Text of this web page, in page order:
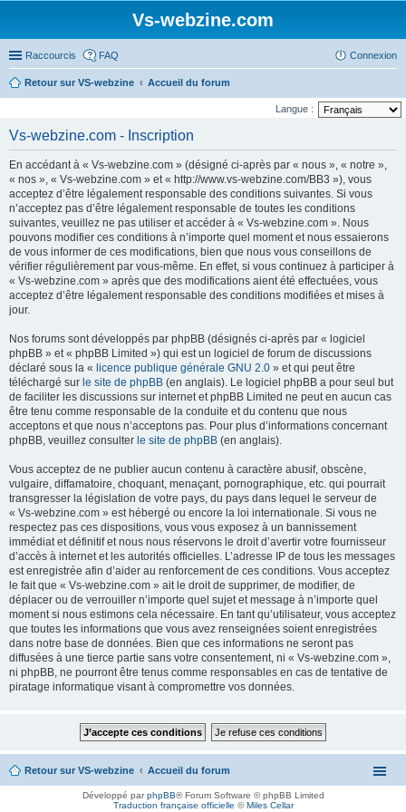
Vs-webzine.com
Raccourcis FAQ Connexion
Retour sur VS-webzine Accueil du forum
Langue :
Vs-webzine.com - Inscription
En accédant à « Vs-webzine.com » (désigné ci-après par « nous », « notre »,
« nos », « Vs-webzine.com » et « http://www.vs-webzine.com/BB3 »), vous
acceptez d’être légalement responsable des conditions suivantes. Si vous
n’acceptez pas d’être légalement responsable de toutes les conditions
suivantes, veuillez ne pas utiliser et accéder à « Vs-webzine.com ». Nous
pouvons modifier ces conditions à n’importe quel moment et nous essaierons
de vous informer de ces modifications, bien que nous vous conseillons de
vérifier régulièrement par vous-même. En effet, si vous continuez à participer à
« Vs-webzine.com » après que des modifications aient été effectuées, vous
acceptez d’être légalement responsable des conditions modifiées et mises à
jour.
Nos forums sont développés par phpBB (désignés ci-après par « logiciel
phpBB » et « phpBB Limited ») qui est un logiciel de forum de discussions
déclaré sous la « licence publique générale GNU 2.0 » et qui peut être
téléchargé sur le site de phpBB (en anglais). Le logiciel phpBB a pour seul but
de faciliter les discussions sur internet et phpBB Limited ne peut en aucun cas
être tenu comme responsable de la conduite et du contenu que nous
acceptons et que nous n’acceptons pas. Pour plus d’informations concernant
phpBB, veuillez consulter le site de phpBB (en anglais).
Vous acceptez de ne publier aucun contenu à caractère abusif, obscène,
vulgaire, diffamatoire, choquant, menaçant, pornographique, etc. qui pourrait
transgresser la législation de votre pays, du pays dans lequel le serveur de
« Vs-webzine.com » est hébergé ou encore la loi internationale. Si vous ne
respectez pas ces dispositions, vous vous exposez à un bannissement
immédiat et définitif et nous nous réservons le droit d’avertir votre fournisseur
d’accès à internet et les autorités officielles. L’adresse IP de tous les messages
est enregistrée afin d’aider au renforcement de ces conditions. Vous acceptez
le fait que « Vs-webzine.com » ait le droit de supprimer, de modifier, de
déplacer ou de verrouiller n’importe quel sujet et message à n’importe quel
moment si nous estimons cela nécessaire. En tant qu’utilisateur, vous acceptez
que toutes les informations que vous avez renseignées soient enregistrées
dans notre base de données. Bien que ces informations ne seront pas
diffusées à une tierce partie sans votre consentement, ni « Vs-webzine.com »,
ni phpBB, ne pourront être tenus comme responsables en cas de tentative de
piratage informatique visant à compromettre vos données.
Retour sur VS-webzine Accueil du forum
Développé parphpBB® Forum Software © phpBB Limited
Traduction française officielle ©Miles Cellar